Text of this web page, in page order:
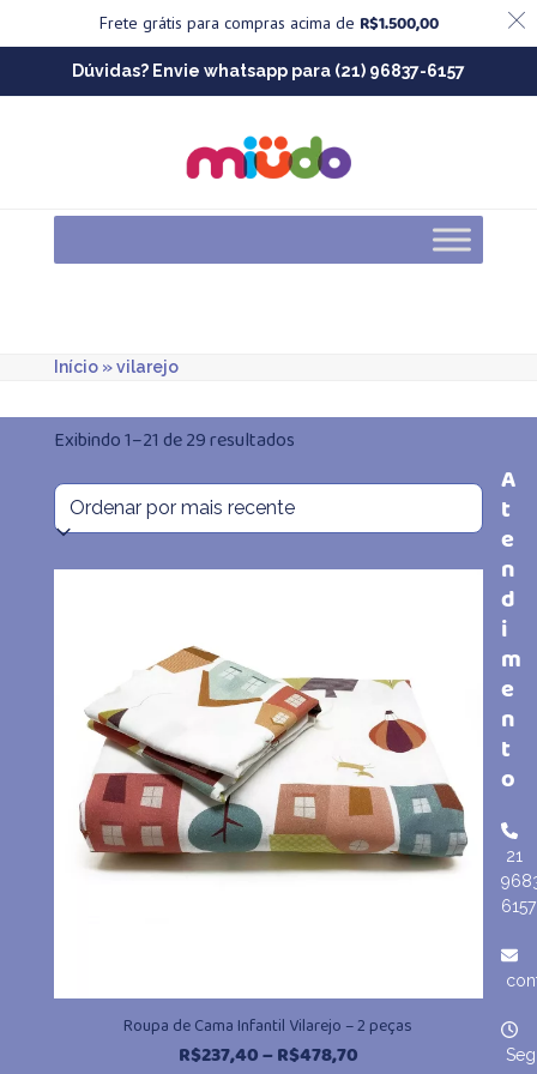
Frete grátis para compras acima de R$1.500,00
Dúvidas? Envie whatsapp para (21) 96837-6157
Início»vilarejo
Exibindo 1–21 de 29 resultadosClassificado
por
mais
Roupa de Cama Infantil Vilarejo – 2 peças
R$237,40–R$478,70Faixa
A
t
e
n
d
i
m
e
n
t
o
21
6157
Seg